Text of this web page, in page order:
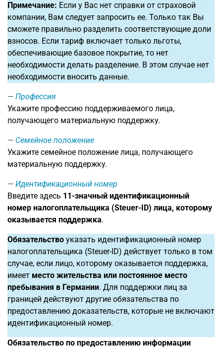
Примечание: Если у Вас нет справки от страховой
компании, Вам следует запросить ее. Только так Вы
сможете правильно разделить соответствующие доли
взносов. Если тариф включает только льготы,
обеспечивающие базовое покрытие, то нет
необходимости делать разделение. В этом случае нет
необходимости вносить данные.
Профессия
Укажите профессию поддерживаемого лица,
получающего материальную поддержку.
Семейное положение
Укажите семейное положение лица, получающего
материальную поддержку.
Идентификационный номер
Введите здесь 11-значный идентификационный
номер налогоплательщика (Steuer-ID) лица, которому
оказывается поддержка.
Обязательство указать идентификационный номер
налогоплательщика (Steuer-ID) действует только в том
случае, если лицо, которому оказывается поддержка,
имеет место жительства или постоянное место
пребывания в Германии. Для поддержки лиц за
границей действуют другие обязательства по
предоставлению доказательств, которые не включают
идентификационный номер.
Обязательство по предоставлению информации